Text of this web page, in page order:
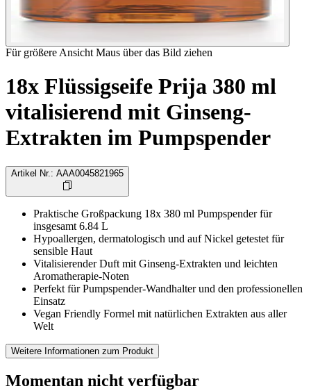
Für größere Ansicht Maus über das Bild ziehen
18x Flüssigseife Prija 380 ml
vitalisierend mit Ginseng-
Extrakten im Pumpspender
Artikel Nr. : AAA0045821965
Praktische Großpackung 18x 380 ml Pumpspender für
insgesamt 6.84 L
Hypoallergen, dermatologisch und auf Nickel getestet für
sensible Haut
Vitalisierender Duft mit Ginseng-Extrakten und leichten
Aromatherapie-Noten
Perfekt für Pumpspender-Wandhalter und den professionellen
Einsatz
Vegan Friendly Formel mit natürlichen Extrakten aus aller
Welt
Weitere Informationen zum Produkt
Momentan nicht verfügbar